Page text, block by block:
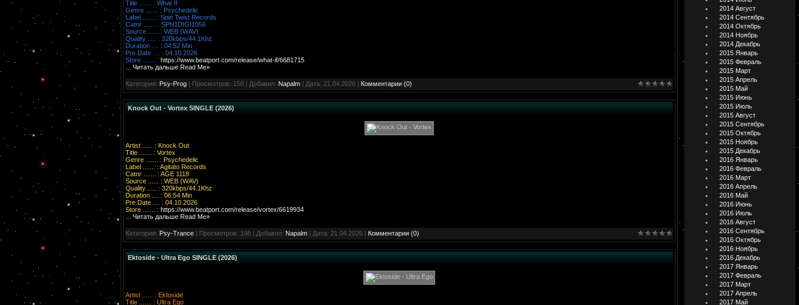
Title ....... : What If
Genre ....... : Psychedelic
Label ....... : Spin Twist Records
Catnr ....... : SPN1DIGI1056
Source ...... : WEB (WAV)
Quality ..... : 320kbps/44.1Khz
Duration .... : 04:52 Min
Pre.Date .... : 04.10.2026
Store ....... : https://www.beatport.com/release/what-if/6681715
Читать дальше Read Me»
Категория: Psy-Prog | Просмотров: 158 | Добавил: Napalm | Дата: 21.04.2026 | Комментарии (0)
Knock Out - Vortex SINGLE (2026)
Artist ...... : Knock Out
Title ....... : Vortex
Genre ....... : Psychedelic
Label ....... : Agitato Records
Catnr ....... : AGE 1118
Source ...... : WEB (WAV)
Quality ..... : 320kbps/44.1Khz
Duration .... : 06:54 Min
Pre.Date .... : 04.10.2026
Store ....... : https://www.beatport.com/release/vortex/6619934
Читать дальше Read Me»
Категория: Psy-Trance | Просмотров: 198 | Добавил: Napalm | Дата: 21.04.2026 | Комментарии (0)
Ektoside - Ultra Ego SINGLE (2026)
Artist ...... : Ektoside
Title ....... : Ultra Ego
2014 Август
2014 Сентябрь
2014 Октябрь
2014 Ноябрь
2014 Декабрь
2015 Январь
2015 Февраль
2015 Март
2015 Апрель
2015 Май
2015 Июнь
2015 Июль
2015 Август
2015 Сентябрь
2015 Октябрь
2015 Ноябрь
2015 Декабрь
2016 Январь
2016 Февраль
2016 Март
2016 Апрель
2016 Май
2016 Июнь
2016 Июль
2016 Август
2016 Сентябрь
2016 Октябрь
2016 Ноябрь
2016 Декабрь
2017 Январь
2017 Февраль
2017 Март
2017 Апрель
2017 Май